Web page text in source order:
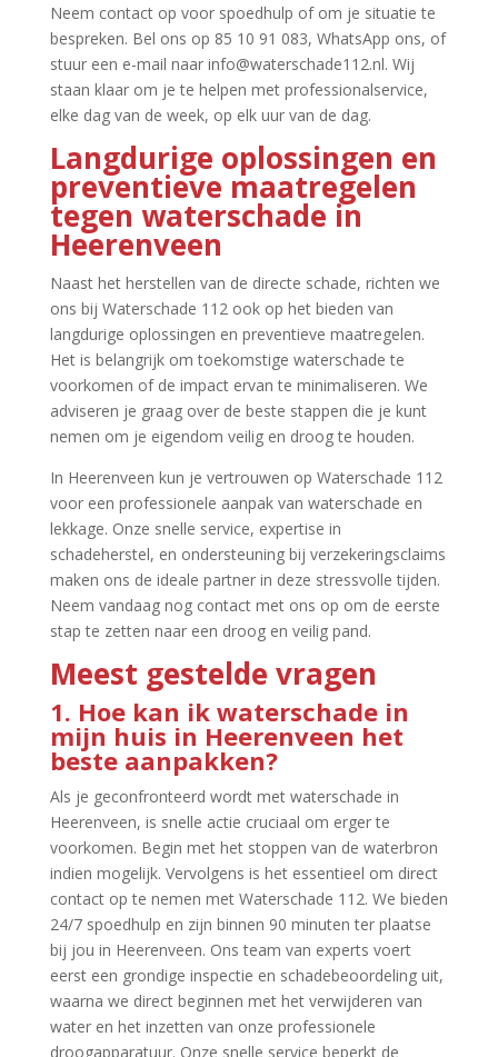
Neem contact op voor spoedhulp of om je situatie te
bespreken.​ Bel ons op 85 10 91 083, WhatsApp ons, of
stuur een e-mail naar info@waterschade112.​nl.​ Wij
staan klaar om je te helpen met professionalservice,
elke dag van de week, op elk uur van de dag.​
Langdurige oplossingen en
preventieve maatregelen
tegen waterschade in
Heerenveen
Naast het herstellen van de directe schade, richten we
ons bij Waterschade 112 ook op het bieden van
langdurige oplossingen en preventieve maatregelen.​
Het is belangrijk om toekomstige waterschade te
voorkomen of de impact ervan te minimaliseren.​ We
adviseren je graag over de beste stappen die je kunt
nemen om je eigendom veilig en droog te houden.​
In Heerenveen kun je vertrouwen op Waterschade 112
voor een professionele aanpak van waterschade en
lekkage.​ Onze snelle service, expertise in
schadeherstel, en ondersteuning bij verzekeringsclaims
maken ons de ideale partner in deze stressvolle tijden.​
Neem vandaag nog contact met ons op om de eerste
stap te zetten naar een droog en veilig pand.​
Meest gestelde vragen
1.​ Hoe kan ik waterschade in
mijn huis in Heerenveen het
beste aanpakken?
Als je geconfronteerd wordt met waterschade in
Heerenveen, is snelle actie cruciaal om erger te
voorkomen.​ Begin met het stoppen van de waterbron
indien mogelijk.​ Vervolgens is het essentieel om direct
contact op te nemen met Waterschade 112.​ We bieden
24/7 spoedhulp en zijn binnen 90 minuten ter plaatse
bij jou in Heerenveen.​ Ons team van experts voert
eerst een grondige inspectie en schadebeoordeling uit,
waarna we direct beginnen met het verwijderen van
water en het inzetten van onze professionele
droogapparatuur.​ Onze snelle service beperkt de